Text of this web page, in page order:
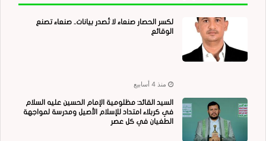
لكسر الحصار صنعاء لا تُصدر بيانات.. صنعاء تصنع
الوقائع
منذ 4 أسابيع
السيد القائد: مظلومية الإمام الحسين عليه السلام
في كربلاء امتداد للإسلام الأصيل ومدرسة لمواجهة
الطغيان في كل عصر